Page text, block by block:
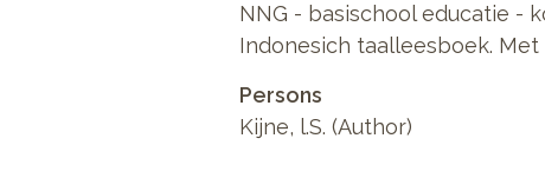
NNG - basischool educatie -
Indonesich taalleesboek.
Persons
Kijne, l.S. (Author)